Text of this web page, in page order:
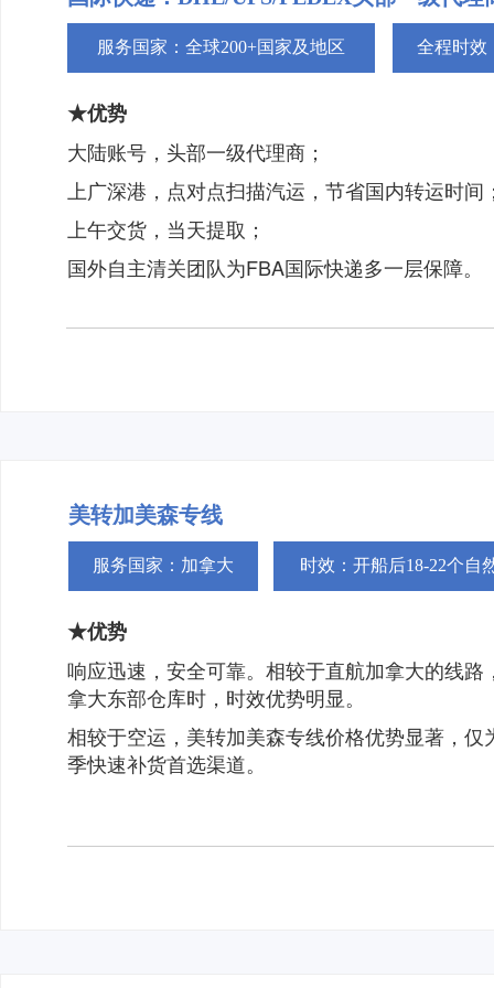
服务国家：全球200+国家及地区 全程时效
★优势
大陆账号，头部一级代理商；
上广深港，点对点扫描汽运，节省国内转运时间
上午交货，当天提取；
国外自主清关团队为FBA国际快递多一层保障。
美转加美森专线
服务国家：加拿大 时效：开船后18-22个自
★优势
响应迅速，安全可靠。相较于直航加拿大的线
拿大东部仓库时，时效优势明显。
相较于空运，美转加美森专线价格优势显著，
季快速补货首选渠道。